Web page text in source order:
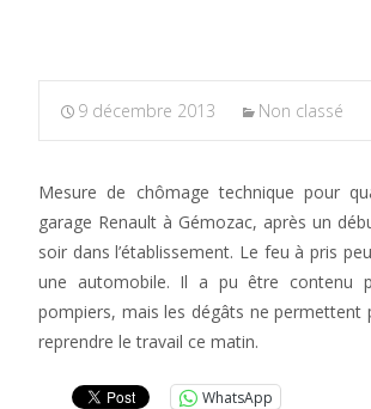
9 décembre 2013 Non classé
Mesure de chômage technique pour
garage Renault à Gémozac, après un
soir dans l’établissement. Le feu à pris
une automobile. Il a pu être contenu
pompiers, mais les dégâts ne permettent
reprendre le travail ce matin.
WhatsApp